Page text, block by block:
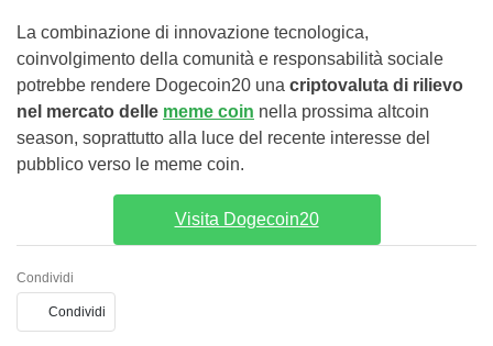
La combinazione di innovazione tecnologica,
coinvolgimento della comunità e responsabilità sociale
potrebbe rendere Dogecoin20 una criptovaluta di rilievo
nel mercato delle meme coin nella prossima altcoin
season, soprattutto alla luce del recente interesse del
pubblico verso le meme coin.
Visita Dogecoin20
Condividi
Condividi